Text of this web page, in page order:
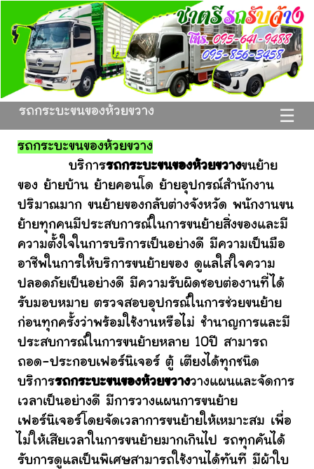
☰
รถกระบะขนของห้วยขวาง
รถกระบะขนของห้วยขวาง
บริการรถกระบะขนของห้วยขวางขนย้าย
ของ ย้ายบ้าน ย้ายคอนโด ย้ายอุปกรณ์สำนักงาน
ปริมาณมาก ขนย้ายของกลับต่างจังหวัด พนักงานขน
ย้ายทุกคนมีประสบการณ์ในการขนย้ายสิ่งของและมี
ความตั้งใจในการบริการเป็นอย่างดี มีความเป็นมือ
อาชีพในการให้บริการขนย้ายของ ดูแลใส่ใจความ
ปลอดภัยเป็นอย่างดี มีความรับผิดชอบต่องานที่ได้
รับมอบหมาย ตรวจสอบอุปกรณ์ในการช่วยขนย้าย
ก่อนทุกครั้งว่าพร้อมใช้งานหรือไม่ ชำนาญการและมี
ประสบการณ์ในการขนย้ายหลาย 10ปี สามารถ
ถอด-ประกอบเฟอร์นิเจอร์ ตู้ เตียงได้ทุกชนิด
บริการรถกระบะขนของห้วยขวางวางแผนและจัดการ
เวลาเป็นอย่างดี มีการวางแผนการขนย้าย
เฟอร์นิเจอร์โดยจัดเวลาการขนย้ายให้เหมาะสม เพื่อ
ไม่ให้เสียเวลาในการขนย้ายมากเกินไป รถทุกคันได้
รับการดูแลเป็นพิเศษสามารถใช้งานได้ทันที มีผ้าใบ